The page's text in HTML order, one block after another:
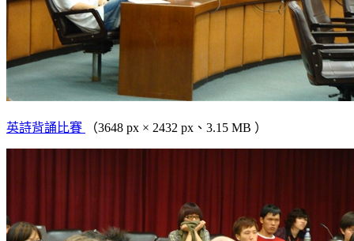
英詩背誦比賽 （3648 px × 2432 px、3.15 MB ）